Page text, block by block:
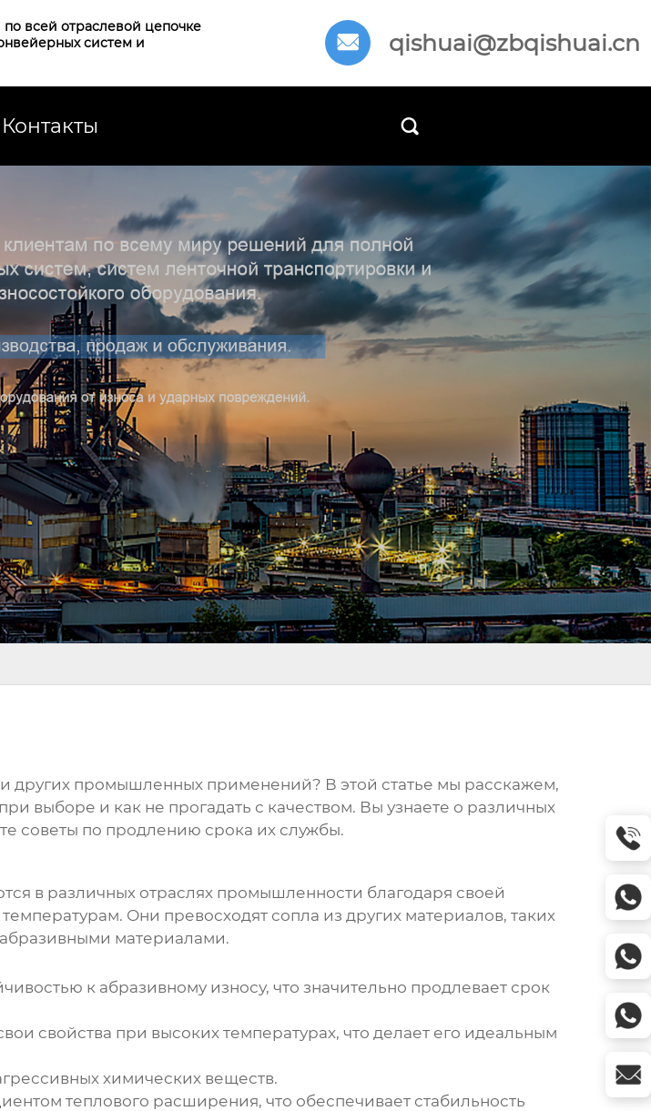
всей отраслевой цепочке
систем и
 qishuai@zbqishuai.cn
Контакты 
других промышленных применений? В этой статье мы расскажем,
выборе и как не прогадать с качеством. Вы узнаете о различных
советы по продлению срока их службы.
в различных отраслях промышленности благодаря своей
Они превосходят сопла из других материалов, таких
материалами.
к абразивному износу, что значительно продлевает срок
свойства при высоких температурах, что делает его идеальным
химических веществ.
теплового расширения, что обеспечивает стабильность